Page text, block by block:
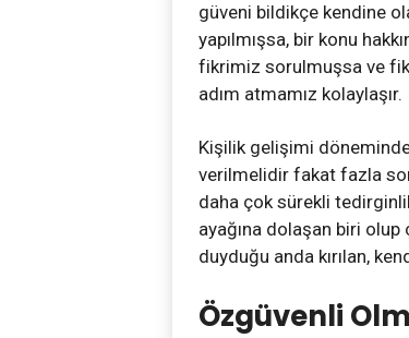
güveni bildikçe kendine
yapılmışsa, bir konu
fikrimiz sorulmuşsa ve
adım atmamız kolaylaşır.
Kişilik gelişimi
verilmelidir fakat fazla
daha çok sürekli
ayağına dolaşan biri olup
duyduğu anda kırılan,
Özgüvenli